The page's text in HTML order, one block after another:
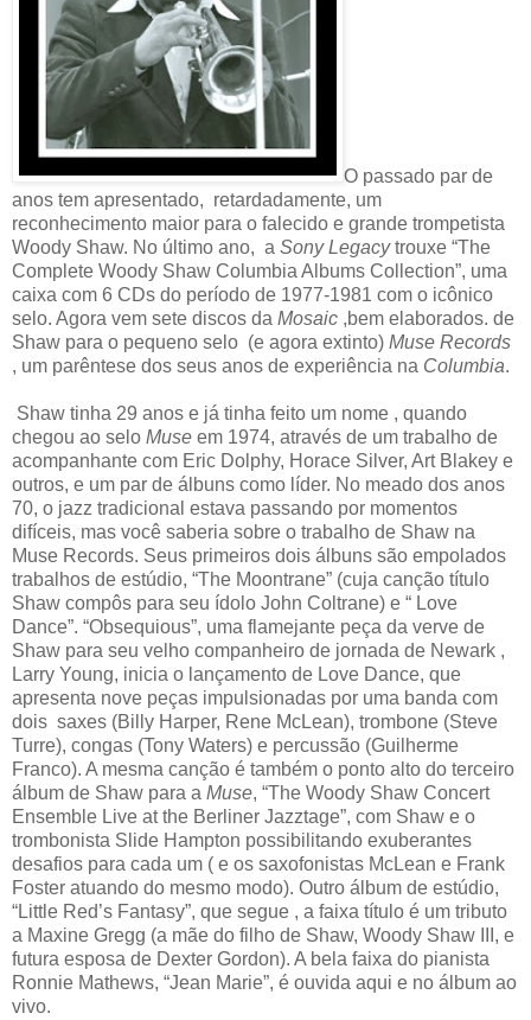
O passado par de
anos tem apresentado, retardadamente, um
reconhecimento maior para o falecido e grande trompetista
Woody Shaw. No último ano, a Sony Legacytrouxe “The
Complete Woody Shaw Columbia Albums Collection”, uma
caixa com 6 CDs do período de 1977-1981 com o icônico
selo. Agora vem sete discos da Mosaic ,bem elaborados. de
Shaw para o pequeno selo (e agora extinto) Muse Records
, um parêntese dos seus anos de experiência na Columbia.
Shaw tinha 29 anos e já tinha feito um nome , quando
chegou ao selo Muse em 1974, através de um trabalho de
acompanhante com Eric Dolphy, Horace Silver, Art Blakey e
outros, e um par de álbuns como líder. No meado dos anos
70, o jazz tradicional estava passando por momentos
difíceis, mas você saberia sobre o trabalho de Shaw na
Muse Records. Seus primeiros dois álbuns são empolados
trabalhos de estúdio, “The Moontrane” (cuja canção título
Shaw compôs para seu ídolo John Coltrane) e “ Love
Dance”. “Obsequious”, uma flamejante peça da verve de
Shaw para seu velho companheiro de jornada de Newark ,
Larry Young, inicia o lançamento de Love Dance, que
apresenta nove peças impulsionadas por uma banda com
dois saxes (Billy Harper, Rene McLean), trombone (Steve
Turre), congas (Tony Waters) e percussão (Guilherme
Franco). A mesma canção é também o ponto alto do terceiro
álbum de Shaw para a Muse, “The Woody Shaw Concert
Ensemble Live at the Berliner Jazztage”, com Shaw e o
trombonista Slide Hampton possibilitando exuberantes
desafios para cada um ( e os saxofonistas McLean e Frank
Foster atuando do mesmo modo). Outro álbum de estúdio,
“Little Red’s Fantasy”, que segue , a faixa título é um tributo
a Maxine Gregg (a mãe do filho de Shaw, Woody Shaw III, e
futura esposa de Dexter Gordon). A bela faixa do pianista
Ronnie Mathews, “Jean Marie”, é ouvida aqui e no álbum ao
vivo.